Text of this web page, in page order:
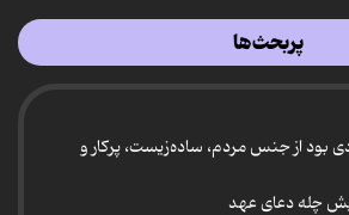
پربحث‌ها
بود از جنس مردم، ساده‌زیست، پرکار و
چله دعای عهد